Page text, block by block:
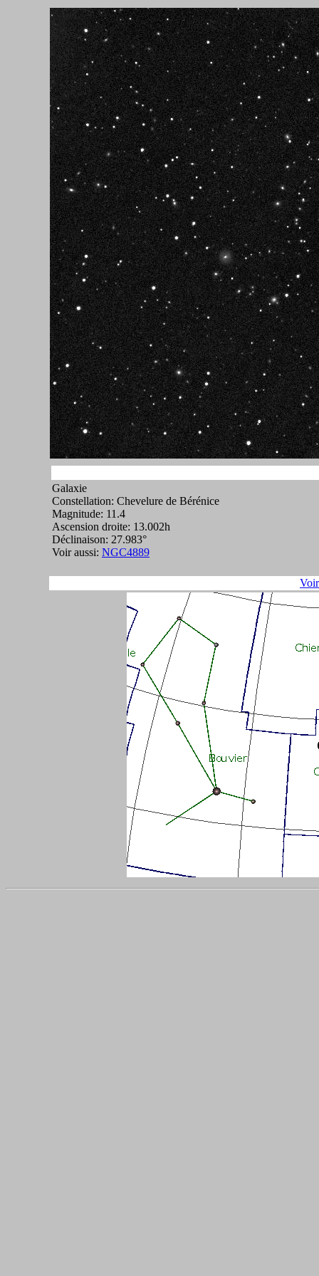
Galaxie
Constellation: Chevelure de Bérénice
Magnitude: 11.4
Ascension droite: 13.002h
Déclinaison: 27.983°
Voir aussi: NGC4889